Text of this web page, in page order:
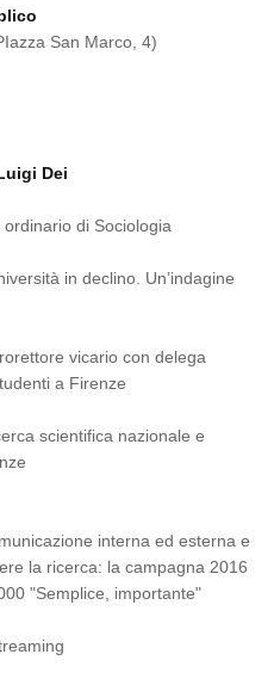
San Marco, 4)
Dei
ordinario di Sociologia
in declino. Un’indagine
vicario con delega
a Firenze
scientifica nazionale e
interna ed esterna e
la ricerca: la campagna 2016
"Semplice, importante"